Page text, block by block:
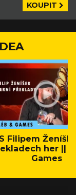
KOUPIT
S Filipem
her ||
Games